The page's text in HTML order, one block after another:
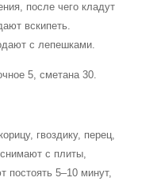
после чего кладут
вскипеть.
с лепешками.
5, сметана 30.
гвоздику, перец,
с плиты,
постоять 5–10 минут,